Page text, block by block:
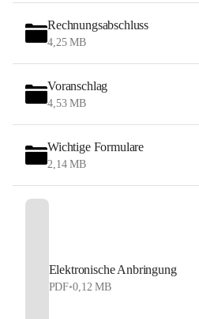
Rechnungsabschluss
4,25 MB
Voranschlag
4,53 MB
Wichtige Formulare
2,14 MB
Elektronische Anbringung
PDF•0,12 MB